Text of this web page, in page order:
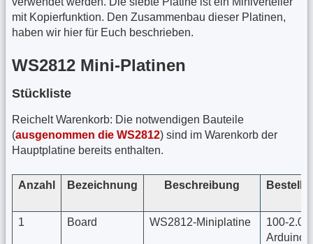
mit Kopierfunktion. Den Zusammenbau dieser Platinen,
haben wir hier für Euch beschrieben.
WS2812 Mini-Platinen
Stückliste
Reichelt Warenkorb: Die notwendigen Bauteile
(ausgenommen die WS2812) sind im Warenkorb der
Hauptplatine bereits enthalten.
Anzahl Bezeichnung Beschreibung
1 Board WS2812-Miniplatine
100-2.0a
Arduino